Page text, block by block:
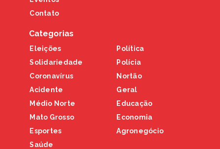
Contato
Categorias
Eleições
Solidariedade
Coronavírus
Acidente
Médio Norte
Mato Grosso
Esportes
Saúde
Política
Polícia
Nortão
Geral
Educação
Economia
Agronegócio